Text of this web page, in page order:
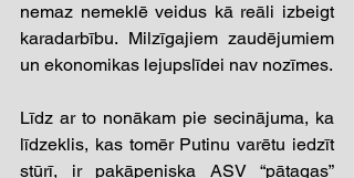
nemaz nemeklē veidus kā reāli izbeigt
karadarbību. Milzīgajiem zaudējumiem
Līdz ar to nonākam pie secinājuma, ka
līdzeklis, kas tomēr Putinu varētu iedzīt
stūrī, ir pakāpeniska ASV “pātagas”